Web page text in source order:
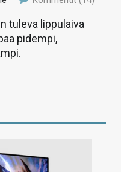
tuleva lippulaiva
pidempi,